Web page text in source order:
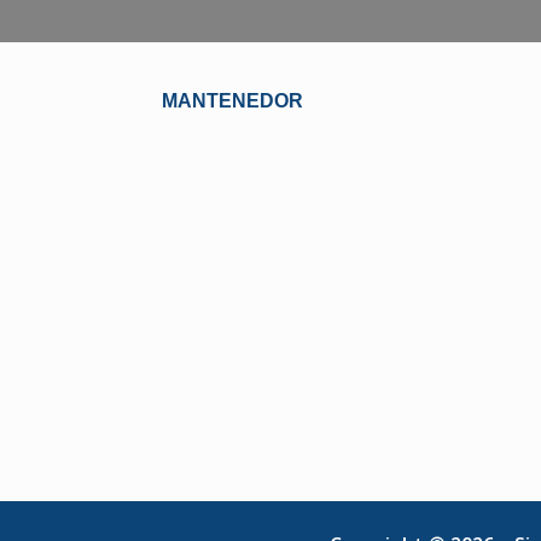
MANTENEDOR